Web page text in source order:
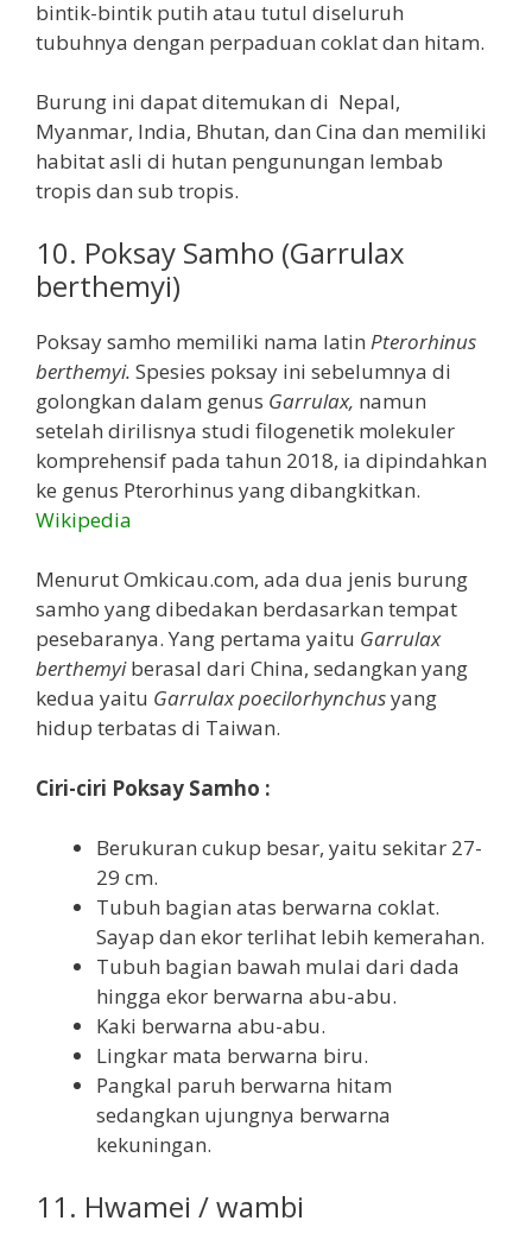
bintik-bintik putih atau tutul diseluruh
tubuhnya dengan perpaduan coklat dan hitam.
Burung ini dapat ditemukan di Nepal,
Myanmar, India, Bhutan, dan Cina dan memiliki
habitat asli di hutan pengunungan lembab
tropis dan sub tropis.
10. Poksay Samho (Garrulax
berthemyi)
Poksay samho memiliki nama latin Pterorhinus
berthemyi. Spesies poksay ini sebelumnya di
golongkan dalam genus Garrulax, namun
setelah dirilisnya studi filogenetik molekuler
komprehensif pada tahun 2018, ia dipindahkan
ke genus Pterorhinus yang dibangkitkan.
Wikipedia
Menurut Omkicau.com, ada dua jenis burung
samho yang dibedakan berdasarkan tempat
pesebaranya. Yang pertama yaitu Garrulax
berthemyiberasal dari China, sedangkan yang
kedua yaitu Garrulax poecilorhynchusyang
hidup terbatas di Taiwan.
Ciri-ciri Poksay Samho :
Berukuran cukup besar, yaitu sekitar 27-
29 cm.
Tubuh bagian atas berwarna coklat.
Sayap dan ekor terlihat lebih kemerahan.
Tubuh bagian bawah mulai dari dada
hingga ekor berwarna abu-abu.
Kaki berwarna abu-abu.
Lingkar mata berwarna biru.
Pangkal paruh berwarna hitam
sedangkan ujungnya berwarna
kekuningan.
11. Hwamei / wambi